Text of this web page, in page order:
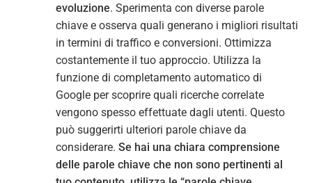
evoluzione. Sperimenta con diverse parole
chiave e osserva quali generano i migliori risultati
in termini di traffico e conversioni. Ottimizza
costantemente il tuo approccio. Utilizza la
funzione di completamento automatico di
Google per scoprire quali ricerche correlate
vengono spesso effettuate dagli utenti. Questo
può suggerirti ulteriori parole chiave da
considerare. Se hai una chiara comprensione
delle parole chiave che non sono pertinenti al